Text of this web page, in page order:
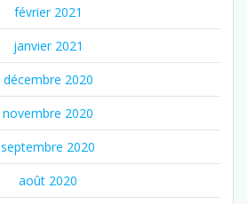
février 2021
janvier 2021
décembre 2020
novembre 2020
septembre 2020
août 2020